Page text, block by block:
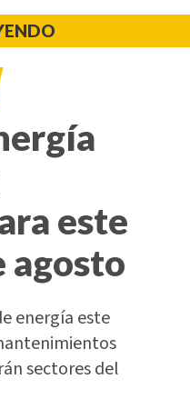
este
agosto
energía este
sectores del